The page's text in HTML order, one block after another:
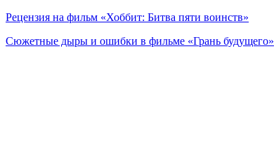
Рецензия на фильм «Хоббит: Битва пяти воинств»
Сюжетные дыры и ошибки в фильме «Грань будущего»